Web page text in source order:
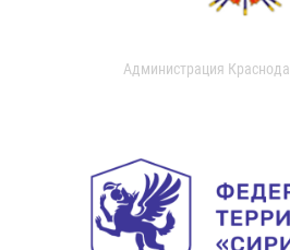
Администрация